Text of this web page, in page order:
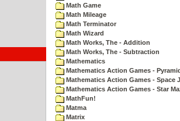
Math Game
Math Mileage
Math Terminator
Math Wizard
Math Works, The - Addition
Math Works, The - Subtraction
Mathematics
Mathematics Action Games -
Mathematics Action Games - Space
Mathematics Action Games - Star
MathFun!
Matma
Matrix